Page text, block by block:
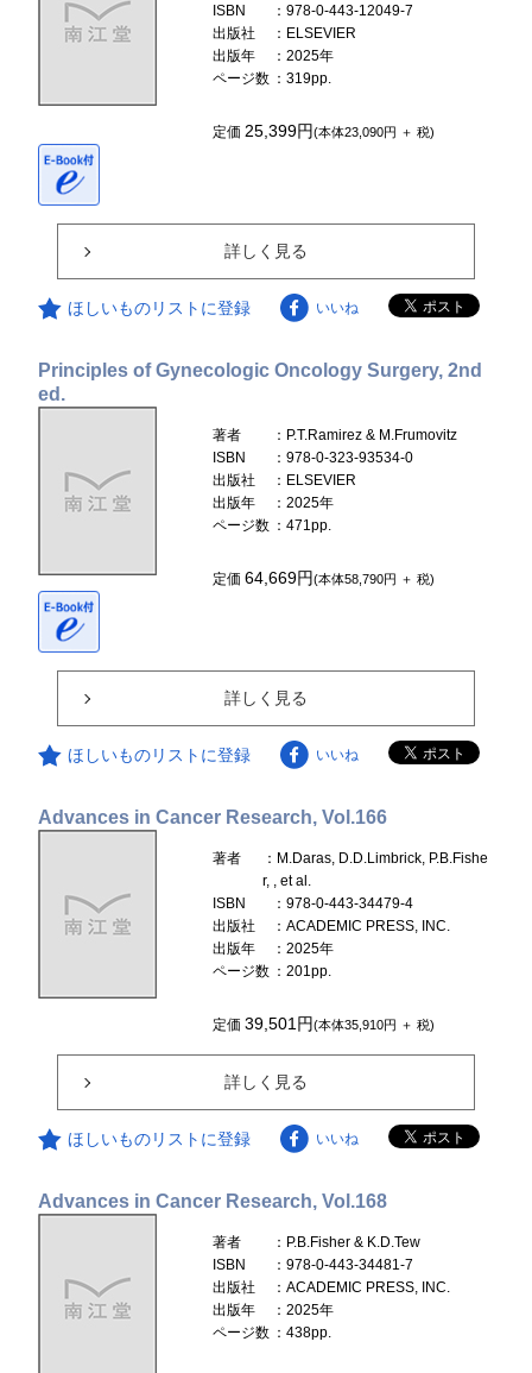
ISBN
：978-0-443-12049-7
出版社
：ELSEVIER
出版年
：2025年
ページ数 ：319pp.
定価 25,399円(本体23,090円 ＋ 税)
詳しく見る
ほしいものリストに登録 いいね
Principles of Gynecologic Oncology Surgery, 2nd
ed.
著者
：P.T.Ramirez & M.Frumovitz
ISBN
：978-0-323-93534-0
出版社
：ELSEVIER
出版年
：2025年
ページ数 ：471pp.
定価64,669円(本体58,790円 ＋ 税)
詳しく見る
ほしいものリストに登録 いいね
Advances in Cancer Research, Vol.166
著者
：M.Daras, D.D.Limbrick, P.B.Fishe
r, , et al.
ISBN
：978-0-443-34479-4
出版社
：ACADEMIC PRESS, INC.
出版年
：2025年
ページ数 ：201pp.
定価39,501円(本体35,910円 ＋ 税)
詳しく見る
ほしいものリストに登録 いいね
Advances in Cancer Research, Vol.168
著者
：P.B.Fisher & K.D.Tew
ISBN
：978-0-443-34481-7
出版社
：ACADEMIC PRESS, INC.
出版年
：2025年
ページ数 ：438pp.